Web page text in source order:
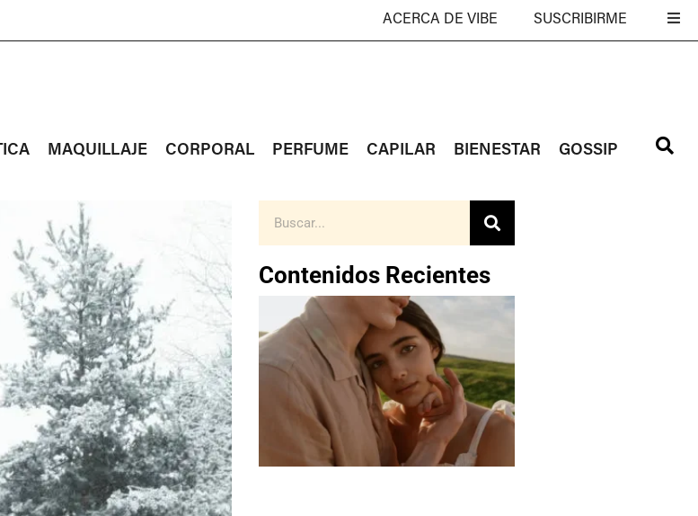
ACERCA DE VIBE SUSCRIBIRME
MAQUILLAJE CORPORAL PERFUME CAPILAR BIENESTAR GOSSIP
Contenidos Recientes